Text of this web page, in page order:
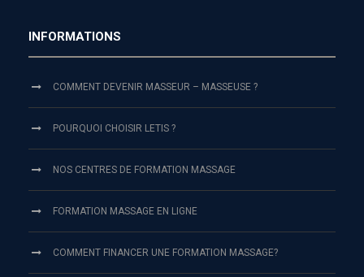
INFORMATIONS
COMMENT DEVENIR MASSEUR – MASSEUSE ?
POURQUOI CHOISIR LETIS ?
NOS CENTRES DE FORMATION MASSAGE
FORMATION MASSAGE EN LIGNE
COMMENT FINANCER UNE FORMATION MASSAGE?